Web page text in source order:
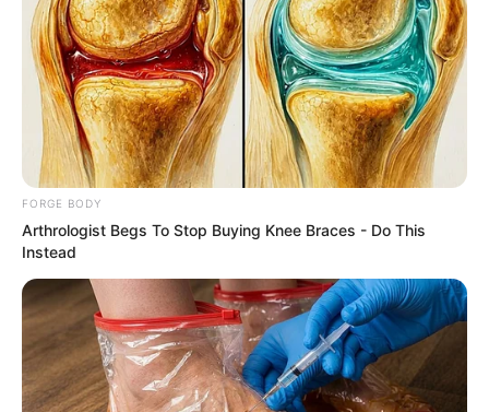
Endocrinologist: If You Have Diabetes,
Read This Before It's Removed!
GLYCOGEN SUPPORT